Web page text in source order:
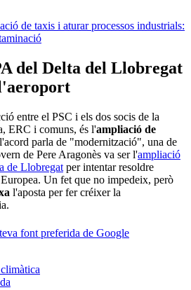
de taxis i aturar processos industrials:
del Delta del Llobregat
entre el PSC i els dos socis de la
ERC i comuns, és l'ampliació de
parla de "modernització", una de
de Pere Aragonès va ser l'ampliació
de Llobregat per intentar resoldre
Un fet que no impedeix, però
l'aposta per fer créixer la
font preferida de Google